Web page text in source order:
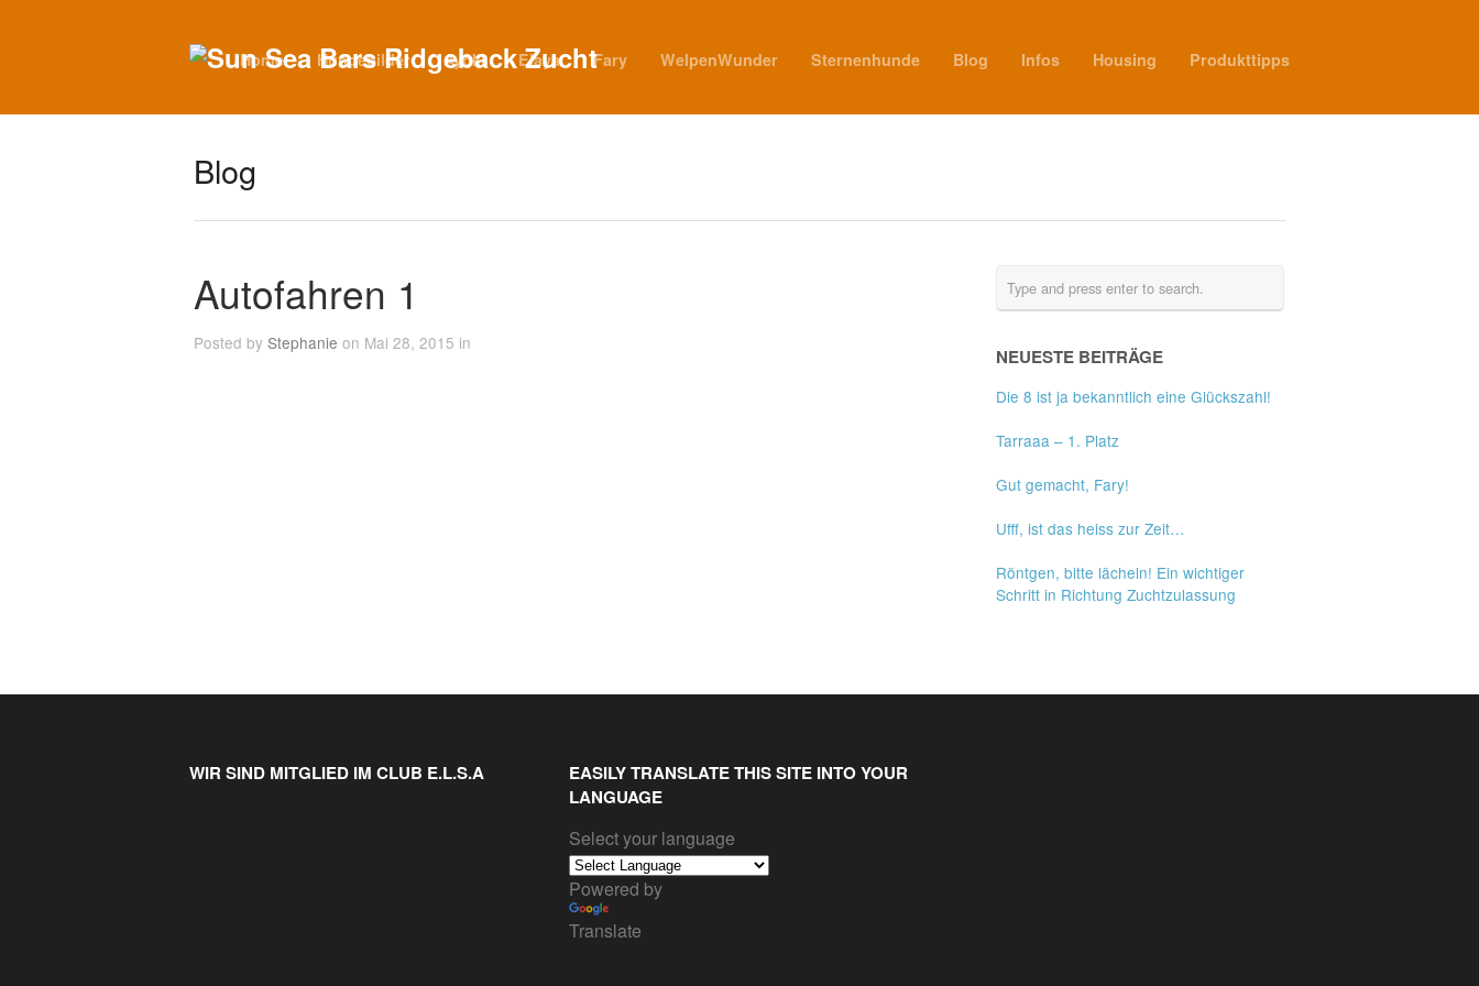
Home Hundebilder Ayoki Elaya Fary WelpenWunder Sternenhunde Blog Infos Housing Produkttipps
Blog
Autofahren 1
Posted by Stephanie on Mai 28, 2015 in
NEUESTE BEITRÄGE
Die 8 ist ja bekanntlich eine Glückszahl!
Tarraaa – 1. Platz
Gut gemacht, Fary!
Ufff, ist das heiss zur Zeit…
Röntgen, bitte lächeln! Ein wichtiger
Schritt in Richtung Zuchtzulassung
WIR SIND MITGLIED IM CLUB E.L.S.A
EASILY TRANSLATE THIS SITE INTO YOUR
LANGUAGE
Select your language
Powered by
Translate